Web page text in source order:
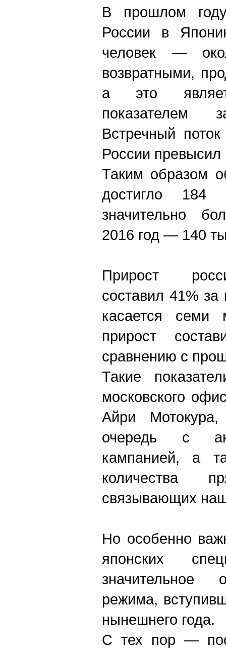
В прошлом
России в
человек —
возвратными,
а это
Встречный
России превысил
Таким образом
достигло 184
значительно
2016 год — 140
Прирост
составил 41%
касается семи
прирост
сравнению с
Такие
московского
Айри
очередь с
кампанией, а
количества
связывающих
Но особенно
японских
значительное
режима,
нынешнего года.
С тех пор —